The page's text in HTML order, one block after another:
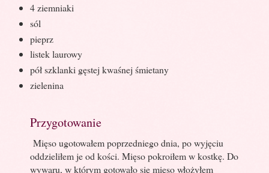
4 ziemniaki
sól
pieprz
listek laurowy
pół szklanki gęstej kwaśnej śmietany
zielenina
Przygotowanie
Mięso ugotowałem poprzedniego dnia, po wyjęciu
oddzieliłem je od kości. Mięso pokroiłem w kostkę. Do
wywaru, w którym gotowało się mięso włożyłem